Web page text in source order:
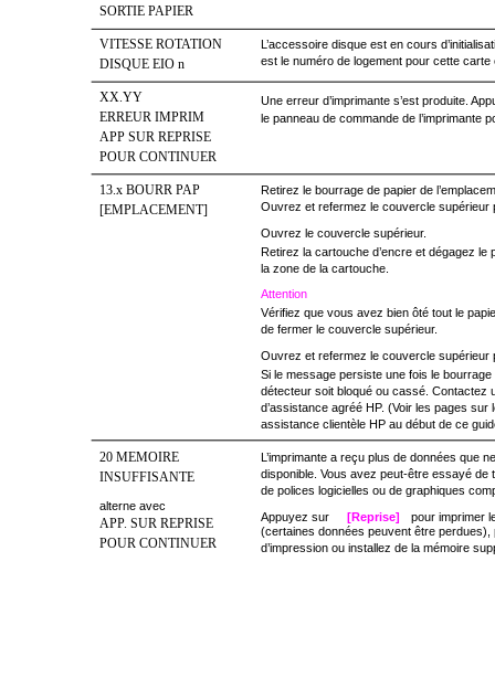
SORTIE PAPIER
VITESSE ROTATION
DISQUE EIO n
L’accessoire disque est en cours
est le numéro de logement pour cette carte
XX.YY
ERREUR IMPRIM
APP SUR REPRISE
POUR CONTINUER
Une erreur d’imprimante s’est produite.
le panneau de commande de l’imprimante
13.x BOURR PAP
[EMPLACEMENT]
Retirez le bourrage de papier de
Ouvrez et refermez le couvercle supérieur
Ouvrez le couvercle supérieur.
Retirez la cartouche d’encre et dégagez le
la zone de la cartouche.
Attention
Vérifiez que vous avez bien ôté tout le
de fermer le couvercle supérieur.
Ouvrez et refermez le couvercle supérieur
Si le message persiste une fois le bourrage
détecteur soit bloqué ou cassé. Contactez
d’assistance agréé HP. (Voir les pages sur
assistance clientèle HP au début de ce
20 MEMOIRE
INSUFFISANTE
alterne avec
APP. SUR REPRISE
POUR CONTINUER
L’imprimante a reçu plus de données que
disponible. Vous avez peut-être essayé de
de polices logicielles ou de graphiques
Appuyez sur
[Reprise]
pour imprimer
(certaines données peuvent être perdues),
d’impression ou installez de la mémoire